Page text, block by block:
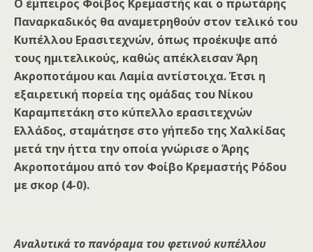
Ο έμπειρος Φοίβος Κρεμαστής και ο πρωτάρης
Παναρκαδικός θα αναμετρηθούν στον τελικό του
Κυπέλλου Ερασιτεχνών, όπως προέκυψε από
τους ημιτελικούς, καθώς απέκλεισαν Άρη
Ακροποτάμου και Λαμία αντίστοιχα. Έτσι η
εξαιρετική πορεία της ομάδας του Νίκου
Καραμπετάκη στο κύπελλο ερασιτεχνών
Ελλάδος, σταμάτησε στο γήπεδο της Χαλκίδας
μετά την ήττα την οποία γνώρισε ο Άρης
Ακροποτάμου από τον Φοίβο Κρεμαστής Ρόδου
με σκορ (4-0).
Αναλυτικά το πανόραμα του φετινού κυπέλλου